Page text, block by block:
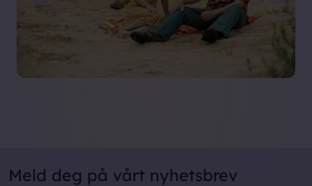
Meld deg på vårt nyhetsbrev